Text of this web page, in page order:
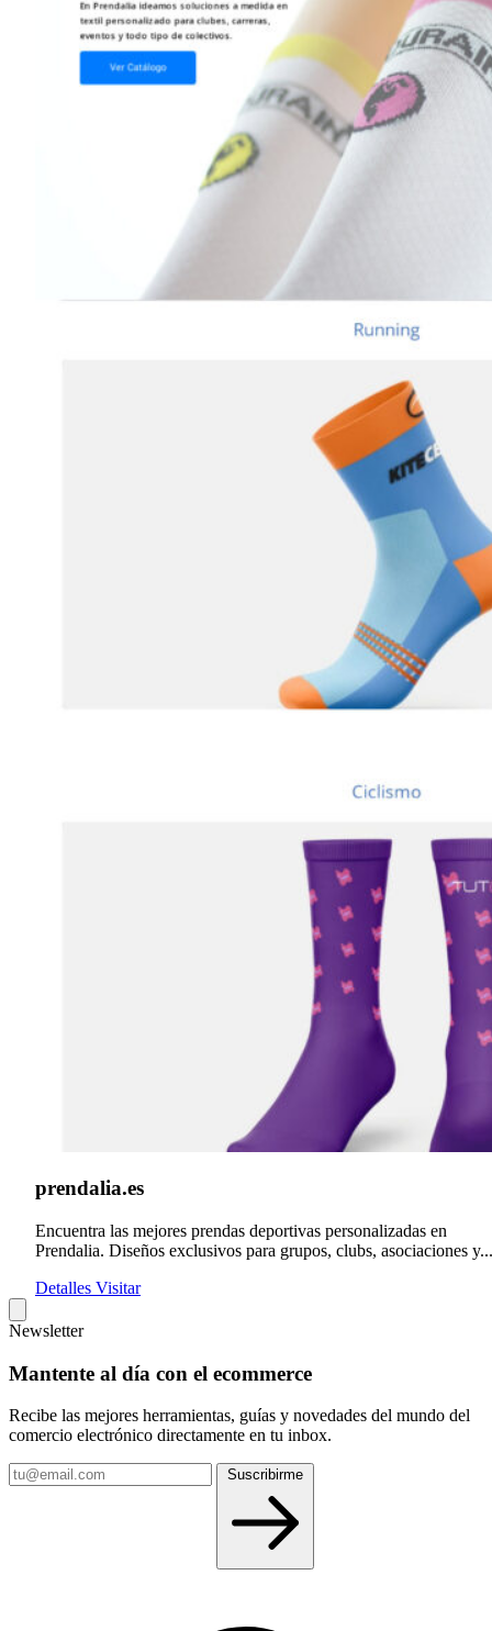
prendalia.es
Encuentra las mejores prendas deportivas personalizadas en
Prendalia. Diseños exclusivos para grupos, clubs, asociaciones y...
Detalles Visitar
Newsletter
Mantente al día con el ecommerce
Recibe las mejores herramientas, guías y novedades del mundo del
comercio electrónico directamente en tu inbox.
Tu
email
Suscribirme